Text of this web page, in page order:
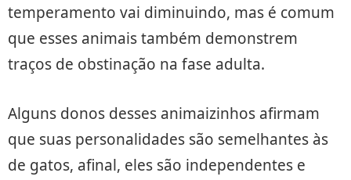
temperamento vai diminuindo, mas é comum
que esses animais também demonstrem
traços de obstinação na fase adulta.
Alguns donos desses animaizinhos afirmam
que suas personalidades são semelhantes às
de gatos, afinal, eles são independentes e